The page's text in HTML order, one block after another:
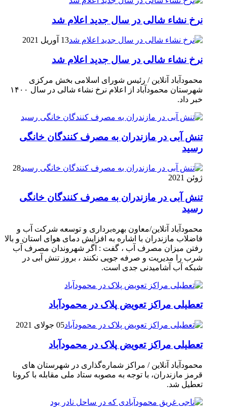
نرخ نشاء شالی در سال جدید اعلام شد
13 آوریل 2021
نرخ نشاء شالی در سال جدید اعلام شد
محمودآباد آنلاین / رئیس شورای اسلامی بخش مرکزی
شهرستان محمودآباد از اعلام نرخ نشاء شالی در سال ۱۴۰۰
خبر داد.
تنش آبی در مازندران به مصرف كنندگان خانگی
رسيد
28
ژوئن 2021
تنش آبی در مازندران به مصرف كنندگان خانگی
رسيد
محمودآباد آنلاین/معاون بهره‌برداری و توسعه شرکت آب و
فاضلاب مازندران با اشاره به افزایش دمای هوای استان و بالا
رفتن میزان مصرف آب ، گفت : اگر شهروندان مصرف آب
شرب را مدیریت و صرفه جویی نکنند ، بروز تنش آبی در
شبکه آب آشامیدنی جدی است.
تعطیلی مراکز تعویض پلاک در محمودآباد
05 جولای 2021
تعطیلی مراکز تعویض پلاک در محمودآباد
محمودآباد آنلاین / مراکز شماره‌گذاری در شهر‌ستان های
قرمز مازندران، با توجه به مصوبه ستاد ملی مقابله با کرونا
تعطیل شد.